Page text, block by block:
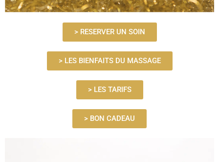
> RESERVER UN SOIN
> LES BIENFAITS DU MASSAGE
> LES TARIFS
> BON CADEAU